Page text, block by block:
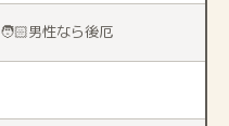
🧑🏻男性なら後厄